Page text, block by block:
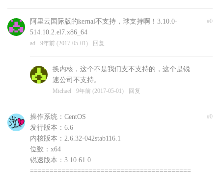
#0
阿里云国际版的kernal不支持，球支持啊！3.10.0-
514.10.2.el7.x86_64
ad 9年前 (2017-05-01) 回复
换内核，这个不是我们支不支持的，这个是锐
速公司不支持。
Michael 9年前 (2017-05-01) 回复
#0
操作系统：CentOS
发行版本：6.6
内核版本：2.6.32-042stab116.1
位数：x64
锐速版本：3.10.61.0
=========================================